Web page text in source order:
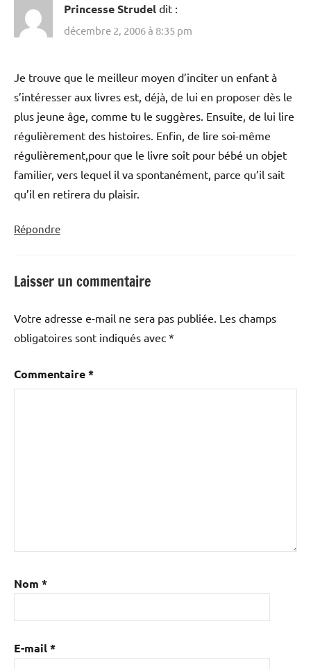
Princesse Strudel dit :
décembre 2, 2006 à 8:35 pm
Je trouve que le meilleur moyen d’inciter un enfant à
s’intéresser aux livres est, déjà, de lui en proposer dès le
plus jeune âge, comme tu le suggères. Ensuite, de lui lire
régulièrement des histoires. Enfin, de lire soi-même
régulièrement,pour que le livre soit pour bébé un objet
familier, vers lequel il va spontanément, parce qu’il sait
qu’il en retirera du plaisir.
Répondre
Laisser un commentaire
Votre adresse e-mail ne sera pas publiée. Les champs
obligatoires sont indiqués avec *
Commentaire*
Nom *
E-mail*